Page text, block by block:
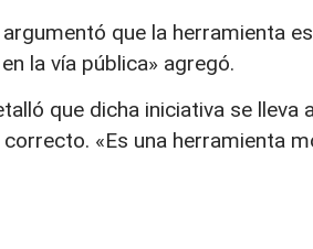
que la herramienta
la vía pública» agregó.
que dicha iniciativa se
«Es una herramienta